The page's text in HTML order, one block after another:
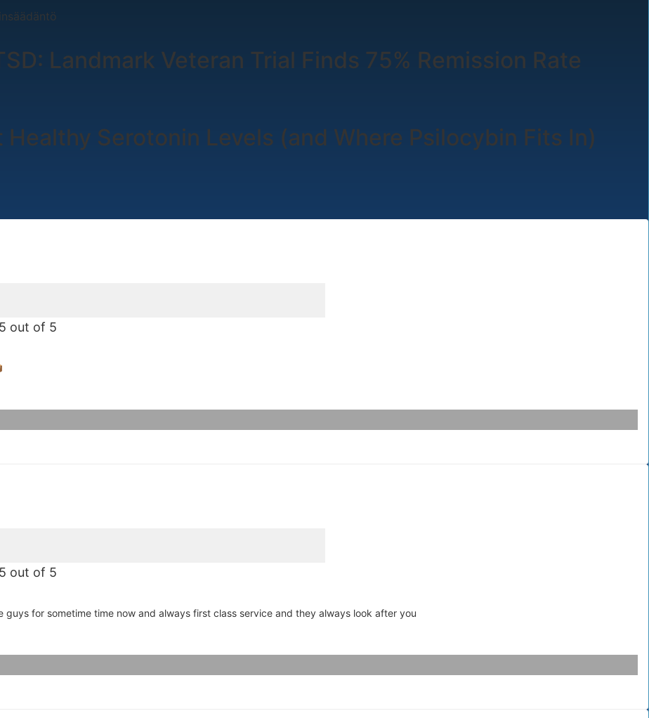
Landmark Veteran Trial Finds 75% Remission Rate
Serotonin Levels (and Where Psilocybin Fits In)
out of 5
out of 5
for sometime time now and always first class service and they always look after you